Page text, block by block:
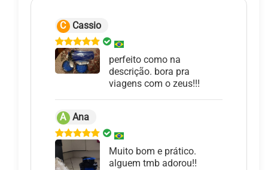
C Cassio
perfeito como na
descrição. bora pra
viagens com o zeus!!!
A Ana
Muito bom e prático.
alguem tmb adorou!!